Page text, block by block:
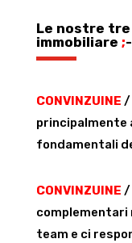
Le nostre
immobiliare ;
CONVINZUINE /
principalmente
fondamentali
CONVINZUINE /
complementari
team e ci